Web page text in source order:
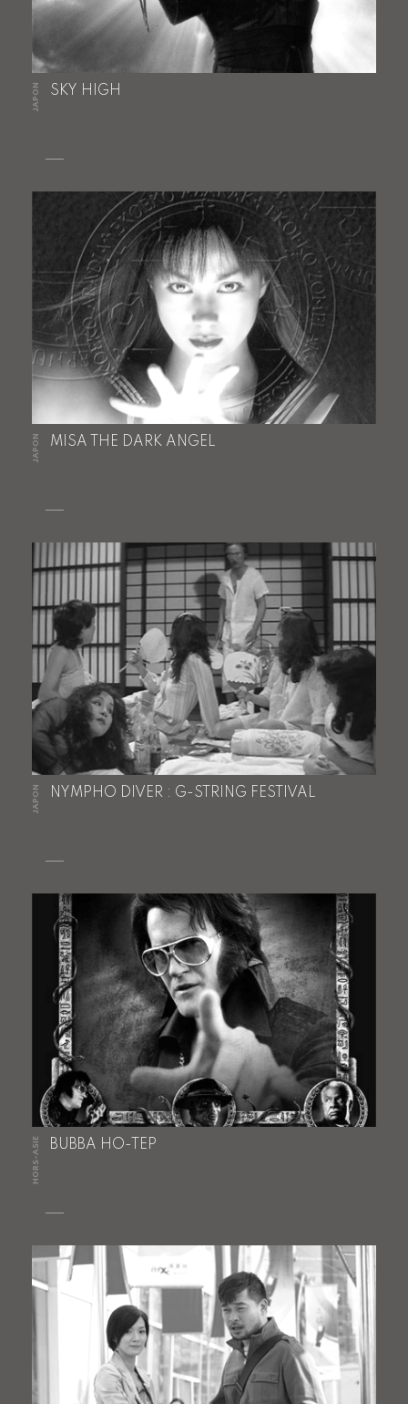
JAPON SKY HIGH
JAPON MISA THE DARK ANGEL
JAPON NYMPHO DIVER : G-STRING FESTIVAL
HORS-ASIE BUBBA HO-TEP